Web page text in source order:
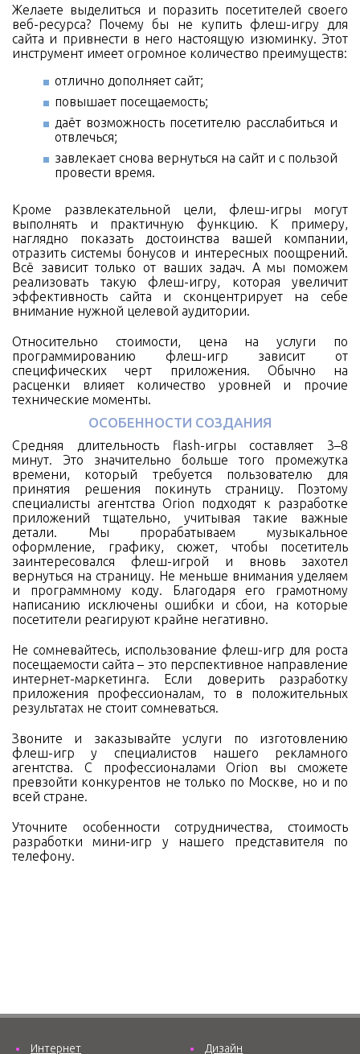
Желаете выделиться и поразить посетителей своего
веб-ресурса? Почему бы не купить флеш-игру для
сайта и привнести в него настоящую изюминку. Этот
инструмент имеет огромное количество преимуществ:
отлично дополняет сайт;
повышает посещаемость;
даёт возможность посетителю расслабиться и
отвлечься;
завлекает снова вернуться на сайт и с пользой
провести время.
Кроме развлекательной цели, флеш-игры могут
выполнять и практичную функцию. К примеру,
наглядно показать достоинства вашей компании,
отразить системы бонусов и интересных поощрений.
Всё зависит только от ваших задач. А мы поможем
реализовать такую флеш-игру, которая увеличит
эффективность сайта и сконцентрирует на себе
внимание нужной целевой аудитории.
Относительно стоимости, цена на услуги по
программированию флеш-игр зависит от
специфических черт приложения. Обычно на
расценки влияет количество уровней и прочие
технические моменты.
ОСОБЕННОСТИ СОЗДАНИЯ
Средняя длительность flash-игры составляет 3–8
минут. Это значительно больше того промежутка
времени, который требуется пользователю для
принятия решения покинуть страницу. Поэтому
специалисты агентства Orion подходят к разработке
приложений тщательно, учитывая такие важные
детали. Мы прорабатываем музыкальное
оформление, графику, сюжет, чтобы посетитель
заинтересовался флеш-игрой и вновь захотел
вернуться на страницу. Не меньше внимания уделяем
и программному коду. Благодаря его грамотному
написанию исключены ошибки и сбои, на которые
посетители реагируют крайне негативно.
Не сомневайтесь, использование флеш-игр для роста
посещаемости сайта – это перспективное направление
интернет-маркетинга. Если доверить разработку
приложения профессионалам, то в положительных
результатах не стоит сомневаться.
Звоните и заказывайте услуги по изготовлению
флеш-игр у специалистов нашего рекламного
агентства. С профессионалами Orion вы сможете
превзойти конкурентов не только по Москве, но и по
всей стране.
Уточните особенности сотрудничества, стоимость
разработки мини-игр у нашего представителя по
телефону.
Интернет Дизайн